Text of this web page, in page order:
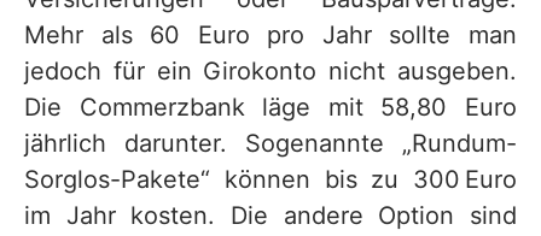
Mehr als 60 Euro pro Jahr sollte man
jedoch für ein Girokonto nicht ausgeben.
Die Commerzbank läge mit 58,80 Euro
jährlich darunter. Sogenannte „Rundum-
Sorglos-Pakete“ können bis zu 300 Euro
im Jahr kosten. Die andere Option sind